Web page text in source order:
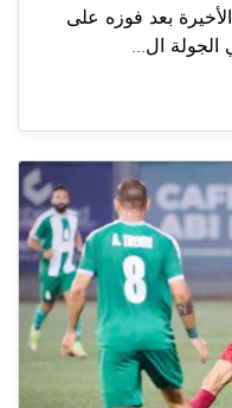
بعد فوزه على